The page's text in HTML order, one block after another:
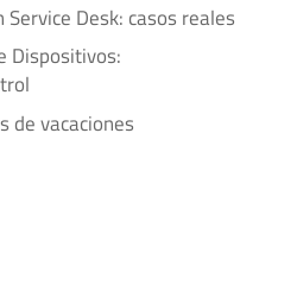
Desk: casos reales
Dispositivos:
de vacaciones